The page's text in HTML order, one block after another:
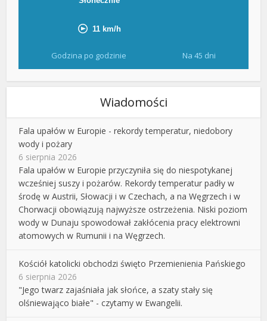
Godzina po godzinie Na 45 dni
Wiadomości
Fala upałów w Europie - rekordy temperatur, niedobory
wody i pożary
6 sierpnia 2026
Fala upałów w Europie przyczyniła się do niespotykanej
wcześniej suszy i pożarów. Rekordy temperatur padły w
środę w Austrii, Słowacji i w Czechach, a na Węgrzech i w
Chorwacji obowiązują najwyższe ostrzeżenia. Niski poziom
wody w Dunaju spowodował zakłócenia pracy elektrowni
atomowych w Rumunii i na Węgrzech.
Kościół katolicki obchodzi święto Przemienienia Pańskiego
6 sierpnia 2026
"Jego twarz zajaśniała jak słońce, a szaty stały się
olśniewająco białe" - czytamy w Ewangelii.